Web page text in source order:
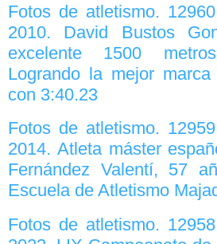
Fotos de atletismo.
2010. David Bustos
excelente 1500
Logrando la mejor
con 3:40.23
Fotos de atletismo.
2014. Atleta máster
Fernández Valentí, 57
Escuela de Atletismo
Fotos de atletismo.